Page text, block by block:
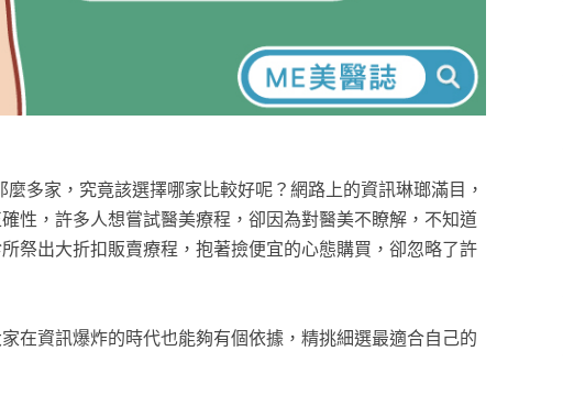
多家，究竟該選擇哪家比較好呢？網路上的資訊琳瑯滿目，
性，許多人想嘗試醫美療程，卻因為對醫美不瞭解，不知道
祭出大折扣販賣療程，抱著撿便宜的心態購買，卻忽略了許
在資訊爆炸的時代也能夠有個依據，精挑細選最適合自己的